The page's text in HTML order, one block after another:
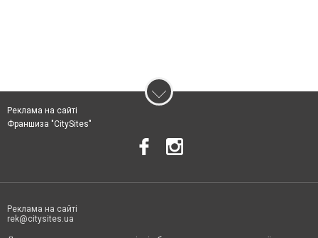
Реклама на сайті
Франшиза "CitySites"
Реклама на сайті
rek@citysites.ua